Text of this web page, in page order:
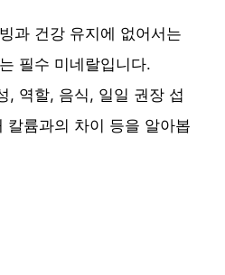
과 건강 유지에 없어서는
필수 미네랄입니다.
, 역할, 음식, 일일 권장 섭
칼륨과의 차이 등을 알아봅